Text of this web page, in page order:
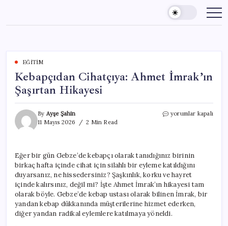
content
EĞITIM
Kebapçıdan Cihatçıya: Ahmet İmrak’ın
Şaşırtan Hikayesi
By Ayşe Şahin
11 Mayıs 2026
2 Min Read
Kebapçıdan
Hikayesi
için
yorumlar kapalı
Eğer bir gün Gebze’de kebapçı olarak tanıdığınız birinin
birkaç hafta içinde cihat için silahlı bir eyleme katıldığını
duyarsanız, ne hissedersiniz? Şaşkınlık, korku ve hayret
içinde kalırsınız, değil mi? İşte Ahmet İmrak’ın hikayesi tam
olarak böyle. Gebze’de kebap ustası olarak bilinen İmrak, bir
yandan kebap dükkanında müşterilerine hizmet ederken,
diğer yandan radikal eylemlere katılmaya yöneldi.